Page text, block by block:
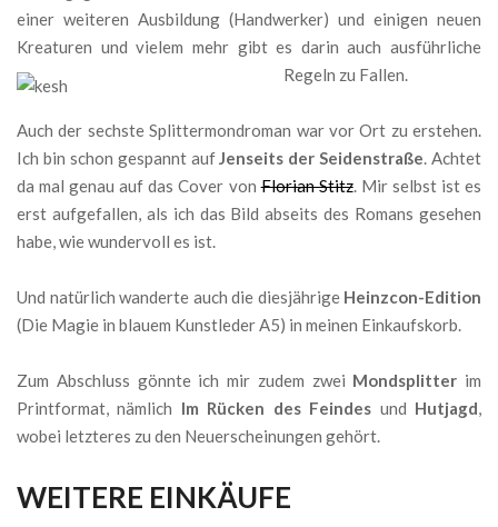
einer weiteren Ausbildung (Handwerker) und einigen neuen
Kreaturen und vielem mehr gibt es darin auch ausführliche
Regeln zu Fallen.
Auch der sechste Splittermondroman war vor Ort zu erstehen.
Ich bin schon gespannt aufJenseits der Seidenstraße. Achtet
da mal genau auf das Cover vonFlorian Stitz. Mir selbst ist es
erst aufgefallen, als ich das Bild abseits des Romans gesehen
habe, wie wundervoll es ist.
Und natürlich wanderte auch die diesjährige Heinzcon-Edition
(Die Magie in blauem Kunstleder A5) in meinen Einkaufskorb.
Zum Abschluss gönnte ich mir zudem zwei Mondsplitter im
Printformat, nämlich Im Rücken des Feindes und Hutjagd,
wobei letzteres zu den Neuerscheinungen gehört.
WEITERE EINKÄUFE